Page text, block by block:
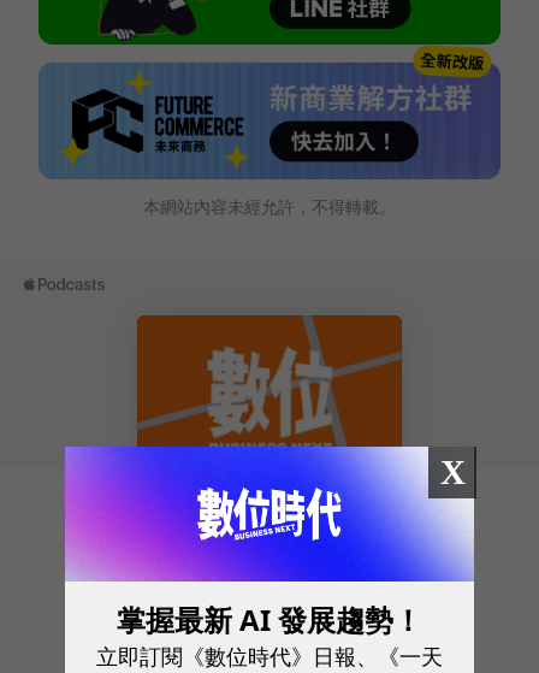
本網站內容未經允許，不得轉載。
往下滑看下一篇文章
X
掌握最新 AI 發展趨勢！
立即訂閱《數位時代》日報、《一天